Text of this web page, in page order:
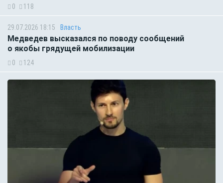
0 118
29.07.2026 18:15 Власть
Медведев высказался по поводу сообщений
о якобы грядущей мобилизации
0 124